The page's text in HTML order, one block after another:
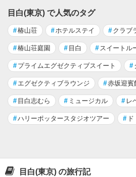
目白(東京) で人気のタグ
#椿山荘 #ホテルステイ # クラブ
#椿山荘庭園 # 目白 # スイートル
# プライムエグゼクティブスイート #
# エグゼクティブラウンジ #赤坂迎賓
# 目白志むら # ミュージカル # レ
#ハリーポッタースタジオツアー #
目白(東京) の旅行記